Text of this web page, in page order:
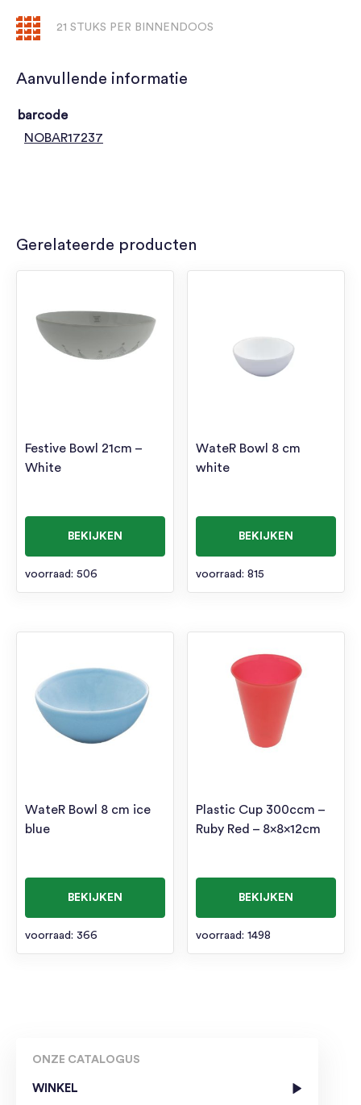
ONZE CATALOGUS
WINKEL
21 STUKS PER BINNENDOOS
Aanvullende informatie
barcode
NOBAR17237
Gerelateerde producten
Festive Bowl 21cm –
White
BEKIJKEN
voorraad: 506
WateR Bowl 8 cm
white
BEKIJKEN
voorraad: 815
WateR Bowl 8 cm ice
blue
BEKIJKEN
voorraad: 366
Plastic Cup 300ccm –
Ruby Red – 8x8x12cm
BEKIJKEN
voorraad: 1498